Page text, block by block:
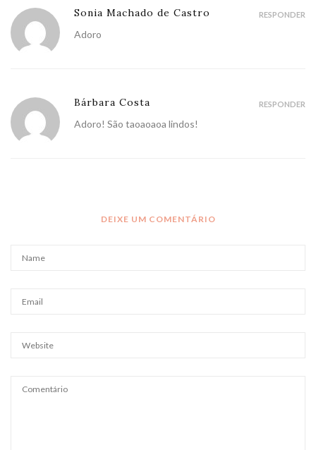
Sonia Machado de Castro
Adoro
RESPONDER
Bárbara Costa
Adoro! São taoaoaoa lindos!
RESPONDER
DEIXE UM COMENTÁRIO